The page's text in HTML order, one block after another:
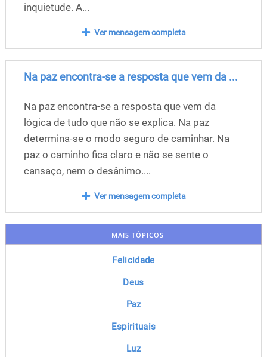
inquietude. A...
Ver mensagem completa
Na paz encontra-se a resposta que vem da ...
Na paz encontra-se a resposta que vem da
lógica de tudo que não se explica. Na paz
determina-se o modo seguro de caminhar. Na
paz o caminho fica claro e não se sente o
cansaço, nem o desânimo....
Ver mensagem completa
MAIS TÓPICOS
Felicidade
Deus
Paz
Espirituais
Luz